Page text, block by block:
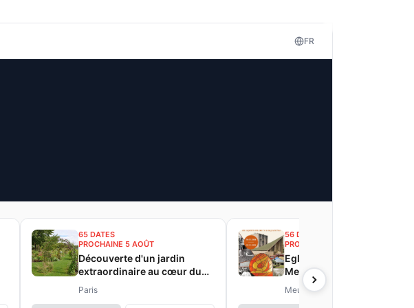
FR
65 DATES
PROCHAINE 5 AOÛT
Découverte d'un jardin
extraordinaire au cœur du
bois de Vincennes
Paris
56 DATES
PROCHAINE 5 AOÛT
Eglise du Saint-Esprit de
Meudon-la-Forêt : De la
première pierre à
Meudon